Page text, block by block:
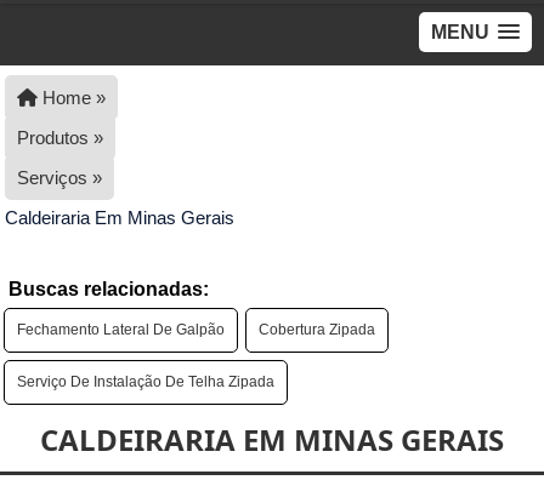
MENU
Home »
Produtos »
Serviços »
Caldeiraria Em Minas Gerais
Buscas relacionadas:
Fechamento Lateral De Galpão Cobertura Zipada
Serviço De Instalação De Telha Zipada
CALDEIRARIA EM MINAS GERAIS